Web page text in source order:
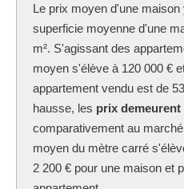
Le prix moyen d'une
superficie moyenne d'une
m². S'agissant des
moyen s'élève à 120 000 €
appartement vendu est de
hausse, les prix demeurent
comparativement au
moyen du mètre carré
2 200 € pour une maison et